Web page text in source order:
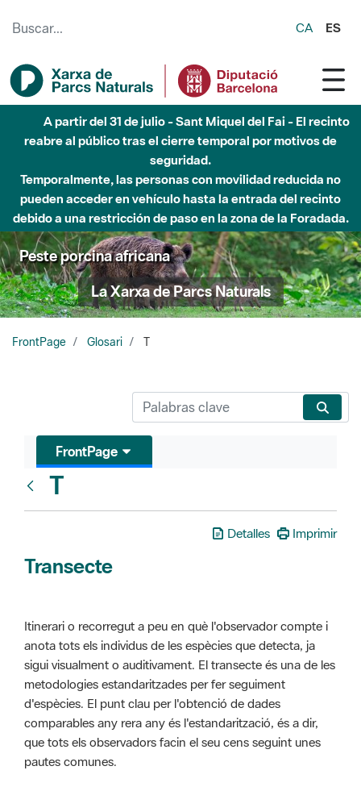
CA ES
A partir del 31 de julio - Sant Miquel del Fai - El recinto
reabre al público tras el cierre temporal por motivos de
seguridad.
Temporalmente, las personas con movilidad reducida no
pueden acceder en vehículo hasta la entrada del recinto
debido a una restricción de paso en la zona de la Foradada.
Peste porcina africana
La Xarxa de Parcs Naturals
FrontPage Glosari T
FrontPage
T
Detalles Imprimir
Transecte
Itinerari o recorregut a peu en què l'observador compte i
anota tots els individus de les espècies que detecta, ja
sigui visualment o auditivament. El transecte és una de les
metodologies estandaritzades per fer seguiment
d'espècies. El punt clau per l'obtenció de dades
comparables any rera any és l'estandarització, és a dir,
que tots els observadors facin el seu cens seguint unes
pautes comunes.